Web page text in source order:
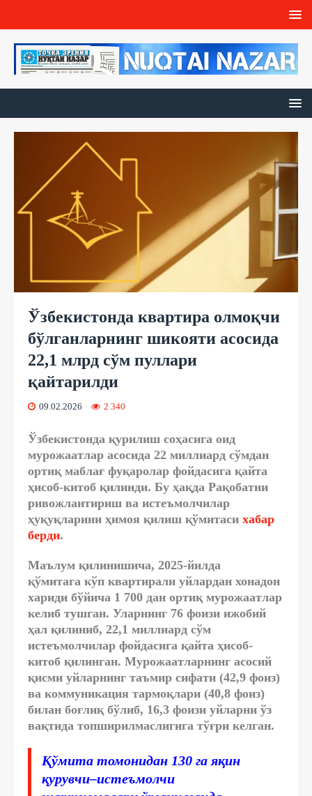
Ўзбекистонда квартира олмоқчи
бўлганларнинг шикояти асосида
22,1 млрд сўм пуллари
қайтарилди
09.02.2026 2 340
Ўзбекистонда қурилиш соҳасига оид
мурожаатлар асосида 22 миллиард сўмдан
ортиқ маблағ фуқаролар фойдасига қайта
ҳисоб-китоб қилинди. Бу ҳақда Рақобатни
ривожлантириш ва истеъмолчилар
ҳуқуқларини ҳимоя қилиш қўмитаси хабар
берди.
Маълум қилинишича, 2025-йилда
қўмитага кўп квартирали уйлардан хонадон
хариди бўйича 1 700 дан ортиқ мурожаатлар
келиб тушган. Уларнинг 76 фоизи ижобий
ҳал қилиниб, 22,1 миллиард сўм
истеъмолчилар фойдасига қайта ҳисоб-
китоб қилинган. Мурожаатларнинг асосий
қисми уйларнинг таъмир сифати (42,9 фоиз)
ва коммуникация тармоқлари (40,8 фоиз)
билан боғлиқ бўлиб, 16,3 фоизи уйларни ўз
вақтида топширилмаслигига тўғри келган.
Қўмита томонидан 130 га яқин
қурувчи–истеъмолчи